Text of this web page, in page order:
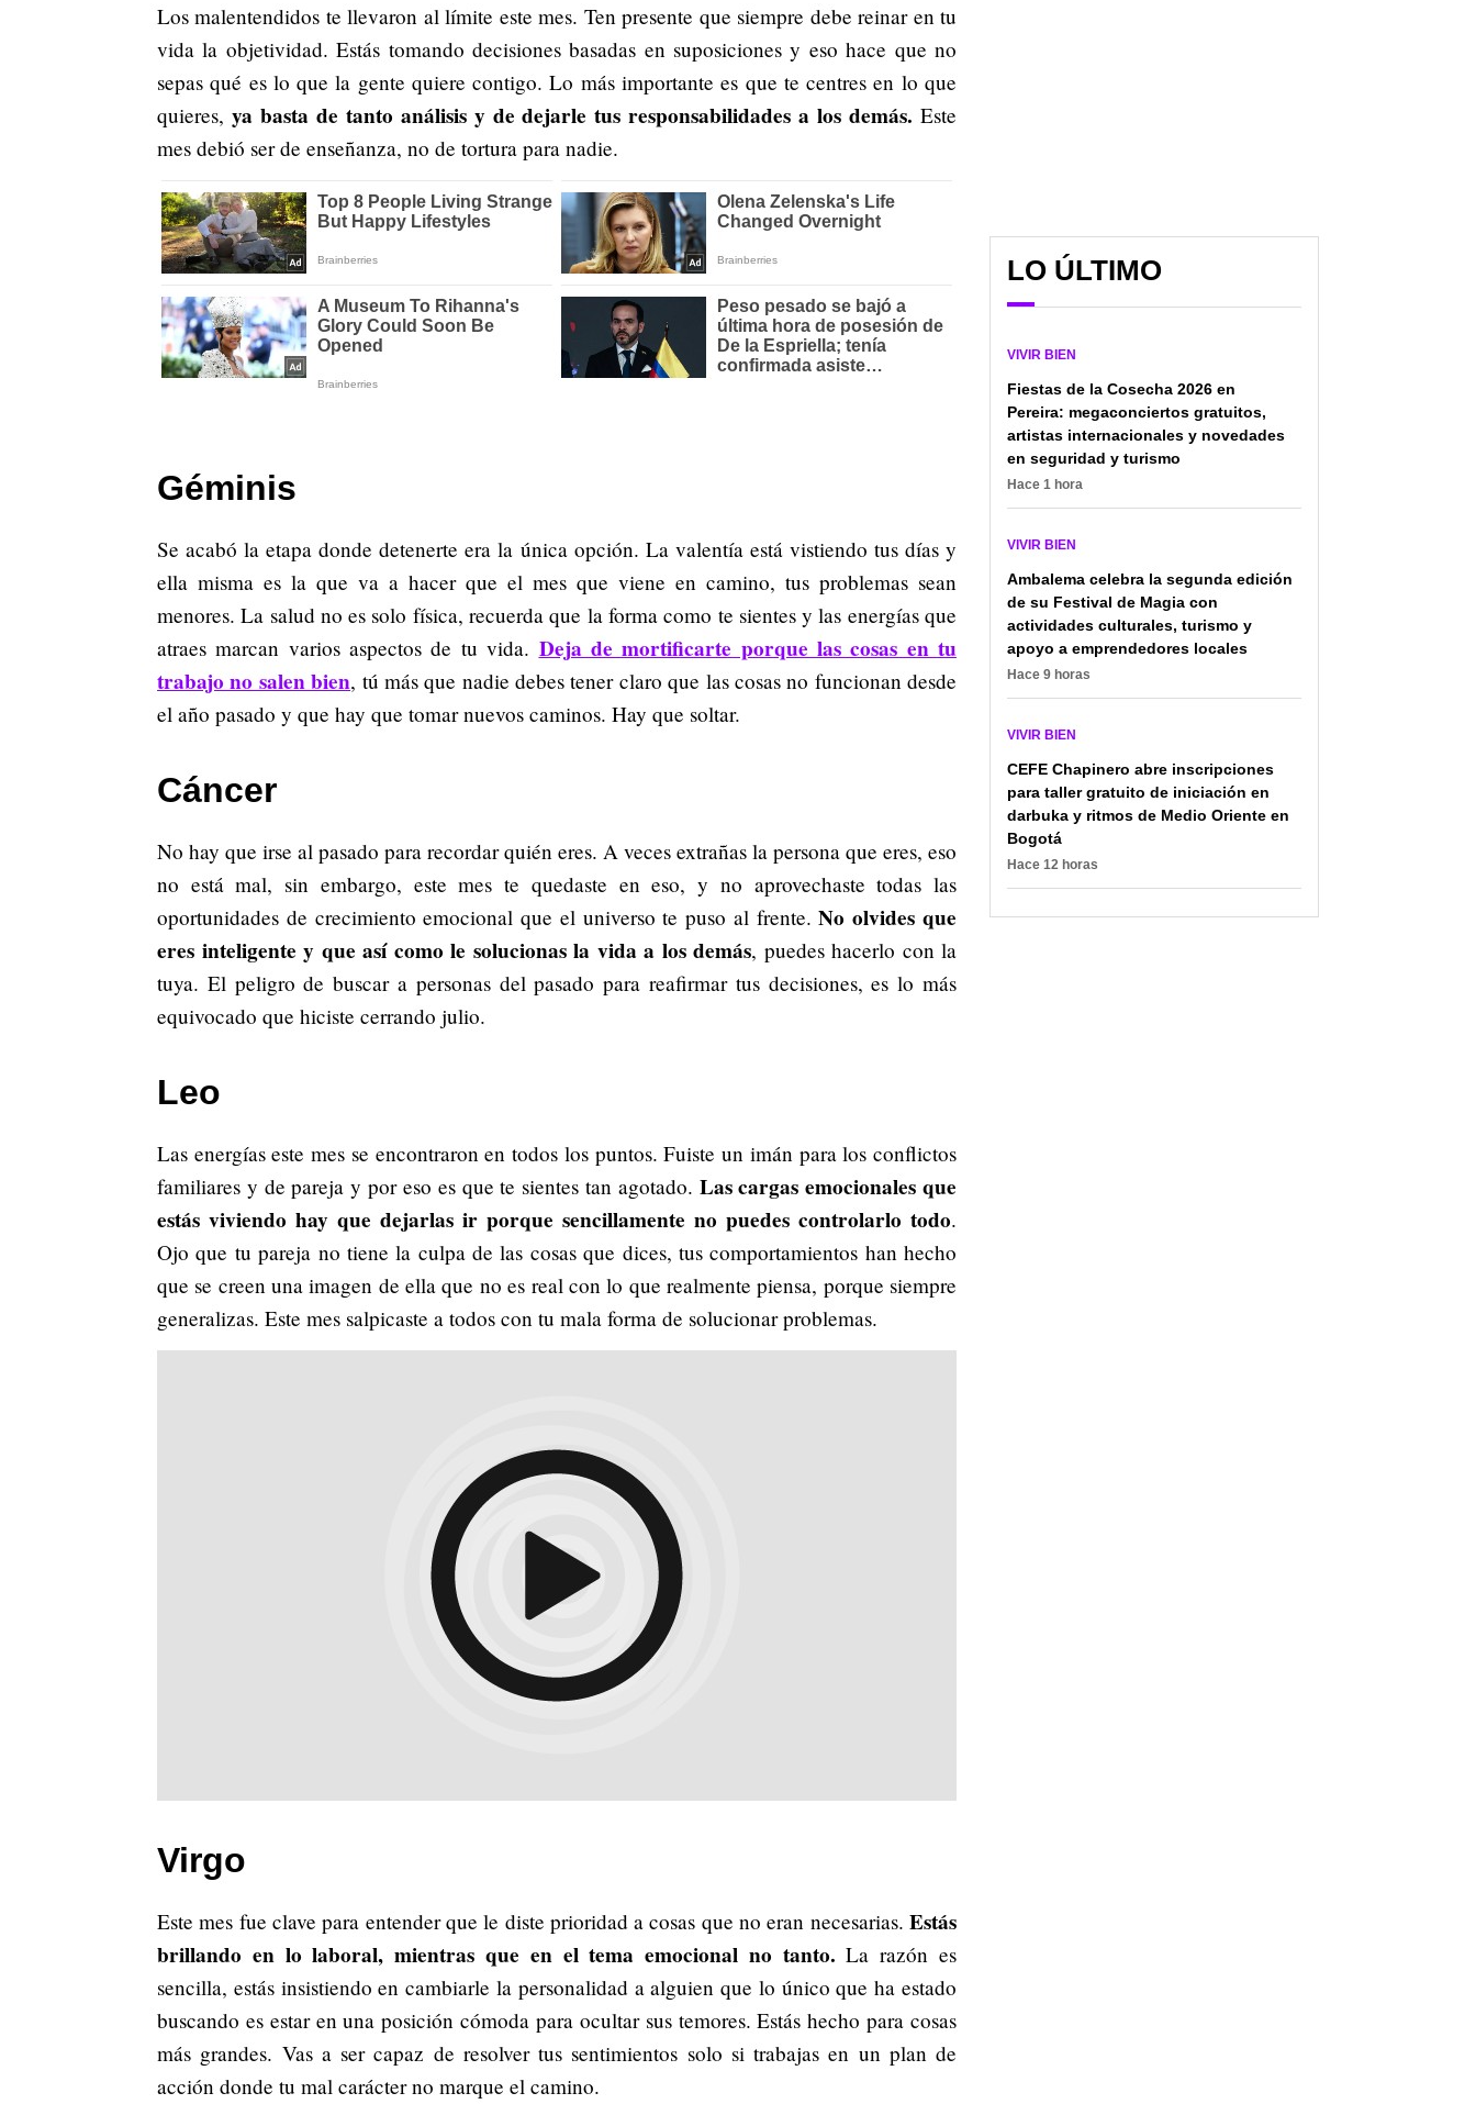
Los malentendidos te llevaron al límite este mes. Ten presente que siempre debe reinar en tu
vida la objetividad. Estás tomando decisiones basadas en suposiciones y eso hace que no
sepas qué es lo que la gente quiere contigo. Lo más importante es que te centres en lo que
quieres, ya basta de tanto análisis y de dejarle tus responsabilidades a los demás. Este
mes debió ser de enseñanza, no de tortura para nadie.
Géminis
Se acabó la etapa donde detenerte era la única opción. La valentía está vistiendo tus días y
ella misma es la que va a hacer que el mes que viene en camino, tus problemas sean
menores. La salud no es solo física, recuerda que la forma como te sientes y las energías que
atraes marcan varios aspectos de tu vida. Deja de mortificarte porque las cosas en tu
trabajo no salen bien, tú más que nadie debes tener claro que las cosas no funcionan desde
el año pasado y que hay que tomar nuevos caminos. Hay que soltar.
Cáncer
No hay que irse al pasado para recordar quién eres. A veces extrañas la persona que eres, eso
no está mal, sin embargo, este mes te quedaste en eso, y no aprovechaste todas las
oportunidades de crecimiento emocional que el universo te puso al frente.No olvides que
eres inteligente y que así como le solucionas la vida a los demás, puedes hacerlo con la
tuya. El peligro de buscar a personas del pasado para reafirmar tus decisiones, es lo más
equivocado que hiciste cerrando julio.
Leo
Las energías este mes se encontraron en todos los puntos. Fuiste un imán para los conflictos
familiares y de pareja y por eso es que te sientes tan agotado. Las cargas emocionales que
estás viviendo hay que dejarlas ir porque sencillamente no puedes controlarlo todo.
Ojo que tu pareja no tiene la culpa de las cosas que dices, tus comportamientos han hecho
que se creen una imagen de ella que no es real con lo que realmente piensa, porque siempre
generalizas. Este mes salpicaste a todos con tu mala forma de solucionar problemas.
Virgo
Este mes fue clave para entender que le diste prioridad a cosas que no eran necesarias. Estás
brillando en lo laboral, mientras que en el tema emocional no tanto. La razón es
sencilla, estás insistiendo en cambiarle la personalidad a alguien que lo único que ha estado
buscando es estar en una posición cómoda para ocultar sus temores. Estás hecho para cosas
más grandes. Vas a ser capaz de resolver tus sentimientos solo si trabajas en un plan de
acción donde tu mal carácter no marque el camino.
LO ÚLTIMO
VIVIR BIEN
Fiestas de la Cosecha 2026 en
Pereira: megaconciertos gratuitos,
artistas internacionales y novedades
en seguridad y turismo
Hace 1 hora
VIVIR BIEN
Ambalema celebra la segunda edición
de su Festival de Magia con
actividades culturales, turismo y
apoyo a emprendedores locales
Hace 9 horas
VIVIR BIEN
CEFE Chapinero abre inscripciones
para taller gratuito de iniciación en
darbuka y ritmos de Medio Oriente en
Bogotá
Hace 12 horas